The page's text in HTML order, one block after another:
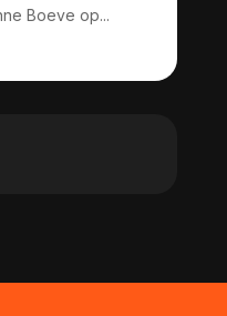
Boeve op...